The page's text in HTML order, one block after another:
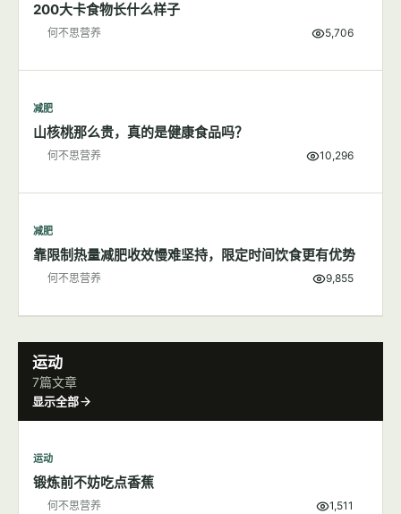
200大卡食物长什么样子
何不思营养 5,706
减肥
山核桃那么贵，真的是健康食品吗？
何不思营养 10,296
减肥
靠限制热量减肥收效慢难坚持，限定时间饮食更有优势
何不思营养 9,855
运动
7篇文章
显示全部
运动
锻炼前不妨吃点香蕉
何不思营养 1,511